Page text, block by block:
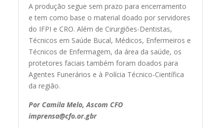
A produção segue sem prazo para encerramento
e tem como base o material doado por servidores
do IFPI e CRO. Além de Cirurgiões-Dentistas,
Técnicos em Saúde Bucal, Médicos, Enfermeiros e
Técnicos de Enfermagem, da área da saúde, os
protetores faciais também foram doados para
Agentes Funerários e à Polícia Técnico-Científica
da região.
Por Camila Melo, Ascom CFO
imprensa@cfo.or.gbr